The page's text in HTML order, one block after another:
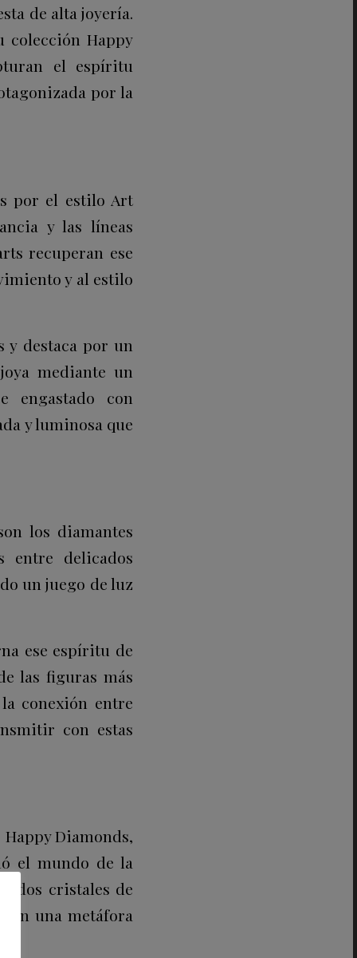
de alta joyería.
colección Happy
el espíritu
por la
por el estilo Art
y las líneas
recuperan ese
y al estilo
y destaca por un
mediante un
engastado con
y luminosa que
los diamantes
entre delicados
un juego de luz
ese espíritu de
las figuras más
conexión entre
con estas
Diamonds,
el mundo de la
dos cristales de
en una metáfora